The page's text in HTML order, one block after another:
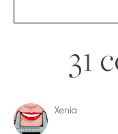
31
Xenia